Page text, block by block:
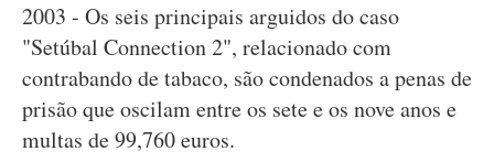
2003 - Os seis principais arguidos do caso
"Setúbal Connection 2", relacionado com
contrabando de tabaco, são condenados a penas de
prisão que oscilam entre os sete e os nove anos e
multas de 99,760 euros.